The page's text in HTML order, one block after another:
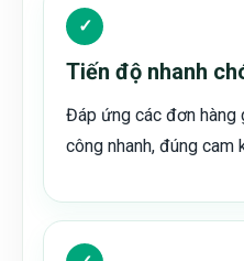
✓
Tiến độ nhanh
Đáp ứng các đơn hàng
công nhanh, đúng cam